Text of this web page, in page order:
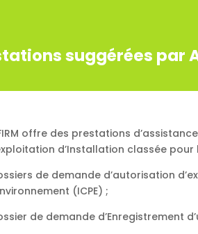
suggérées par
offre des prestations
d’Installation classée
de demande d’autorisation
(ICPE) ;
de demande d’Enregistrement